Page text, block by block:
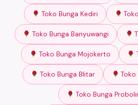
Toko Bunga Kediri
Toko Bunga Banyuwangi
Toko Bunga Mojokerto
Toko Bunga Blitar Toko
Toko Bunga